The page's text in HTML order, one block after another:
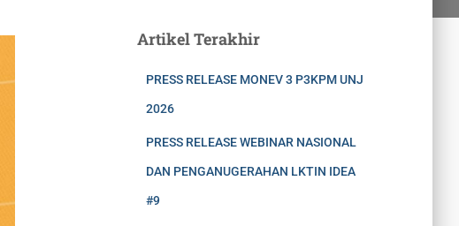
Artikel Terakhir
PRESS RELEASE MONEV 3 P3KPM UNJ
2026
PRESS RELEASE WEBINAR NASIONAL
DAN PENGANUGERAHAN LKTIN IDEA
#9